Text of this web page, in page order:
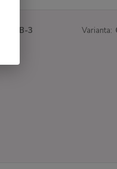
167B-3 Varianta: